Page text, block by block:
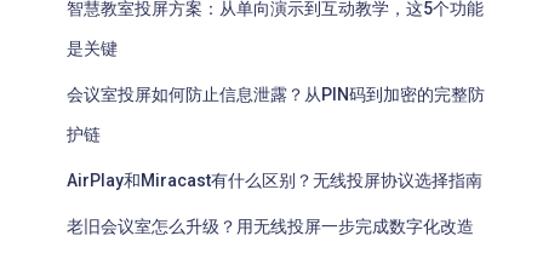
智慧教室投屏方案：从单向演示到互动教学，这5个功能
是关键
会议室投屏如何防止信息泄露？从PIN码到加密的完整防
护链
AirPlay和Miracast有什么区别？无线投屏协议选择指南
老旧会议室怎么升级？用无线投屏一步完成数字化改造